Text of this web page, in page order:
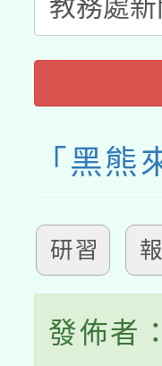
「黑熊
研習
發佈者